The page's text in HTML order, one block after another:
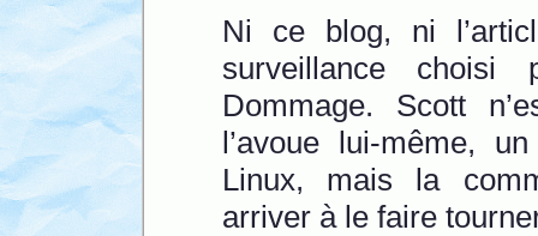
Ni ce blog, ni
surveillance choisi
Dommage. Scott
l’avoue lui-même,
Linux, mais la
arriver à le faire